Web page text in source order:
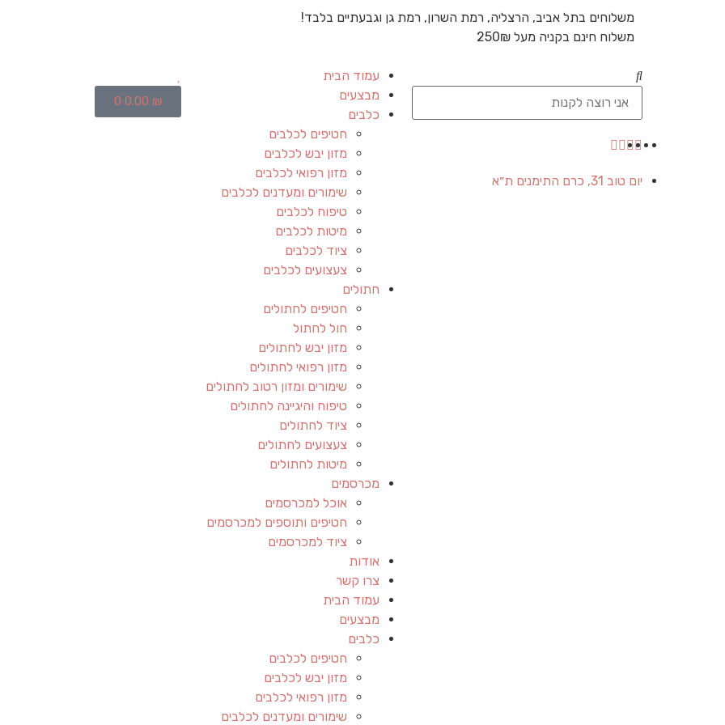
משלוחים בתל אביב, הרצליה, רמת השרון, רמת גן וגבעתיים בלבד!
משלוח חינם בקניה מעל 250₪
יום טוב 31, כרם התימנים ת״א
עמוד הבית
מבצעים
כלבים
חטיפים לכלבים
מזון יבש לכלבים
מזון רפואי לכלבים
שימורים ומעדנים לכלבים
טיפוח לכלבים
מיטות לכלבים
ציוד לכלבים
צעצועים לכלבים
חתולים
חטיפים לחתולים
חול לחתול
מזון יבש לחתולים
מזון רפואי לחתולים
שימורים ומזון רטוב לחתולים
טיפוח והיגיינה לחתולים
ציוד לחתולים
צעצועים לחתולים
מיטות לחתולים
מכרסמים
אוכל למכרסמים
חטיפים ותוספים למכרסמים
ציוד למכרסמים
אודות
צרו קשר
עמוד הבית
מבצעים
כלבים
חטיפים לכלבים
מזון יבש לכלבים
מזון רפואי לכלבים
שימורים ומעדנים לכלבים
0.00 ₪
0